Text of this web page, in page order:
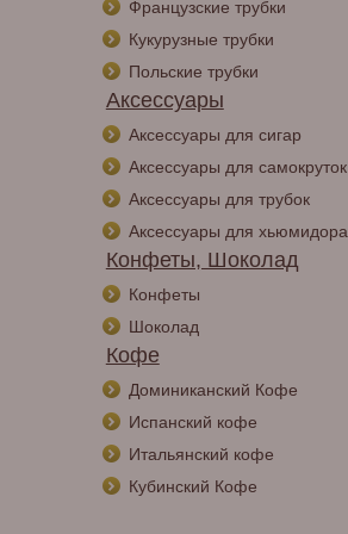
Французские трубки
Кукурузные трубки
Польские трубки
Аксессуары
Аксессуары для сигар
Аксессуары для самокруток
Аксессуары для трубок
Аксессуары для хьюмидора
Конфеты, Шоколад
Конфеты
Шоколад
Кофе
Доминиканский Кофе
Испанский кофе
Итальянский кофе
Кубинский Кофе